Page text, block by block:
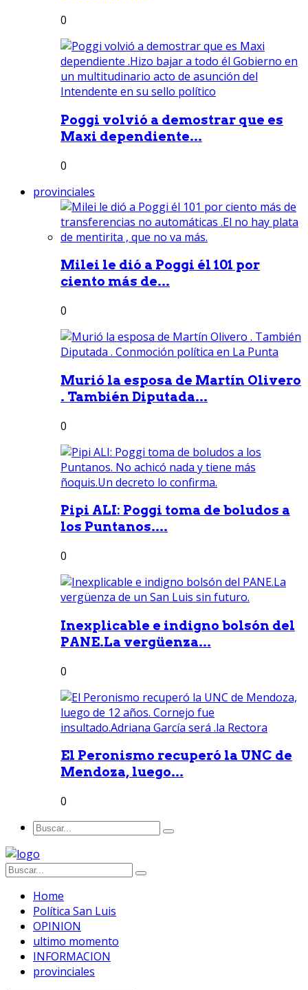
0
Poggi volvió a demostrar que es
Maxi dependiente...
0
provinciales
Milei le dió a Poggi él 101 por
ciento más de...
0
Murió la esposa de Martín Olivero
. También Diputada...
0
Pipi ALI: Poggi toma de boludos a
los Puntanos....
0
Inexplicable e indigno bolsón del
PANE.La vergüenza...
0
El Peronismo recuperó la UNC de
Mendoza, luego...
0
Home
Política San Luis
OPINION
ultimo momento
INFORMACION
provinciales